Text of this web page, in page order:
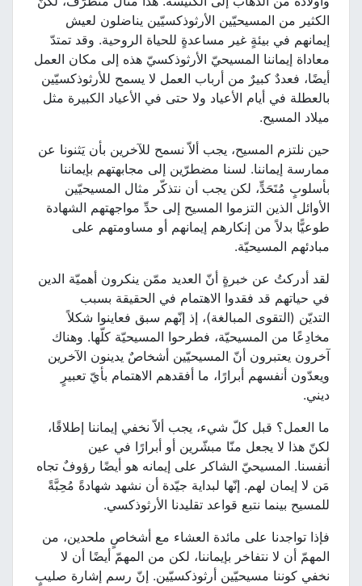
الكثير من المسيحيّين الأرثوذكسيّين يناضلون لعيش
إيمانهم في بيئةٍ غير مساعدةٍ للحياة الروحية. وقد تمتدّ
معاداة إيماننا المسيحيّ الأرثوذكسيّ هذه إلى مكان العمل
أيضًا، فعددٌ كبيرٌ من أرباب العمل لا يسمح للأرثوذكسيّين
بالعطلة في أيام الأعياد ولا حتى في الأعياد الكبيرة مثل
ميلاد المسيح.
حين نلتزم المسيح، يجب ألاّ نسمح للآخرين بأن يَثنونا عن
ممارسة إيماننا. لسنا مضطرّين إلى مجابهتهم بإيماننا
بأسلوبٍ مُتَحَدٍّ، لكن يجب أن نتذكّر مثال المسيحيّين
الأوائل الذين التزموا المسيح إلى حدِّ مواجهتهم الشهادة
طوعيًّا بدلاً من إنكارهم إيمانهم أو مساومتهم على
مبادئهم المسيحيّة.
لقد أدركتُ عن خبرةٍ أنّ العديد ممّن ينكرون أهميّة الدين
في حياتهم قد فقدوا الاهتمام في الحقيقة بسبب
التديّن (التقوى المبالغة)، إذ إنّهم سبق فعاينوا شكلاً
مخادِعًا من المسيحيّة، فطرحوا المسيحيّة كلّها. وهناك
آخرون يعتبرون أنّ المسيحيّين أشخاصٌ يدينون الآخرين
ويعدّون أنفسهم أبرارًا، ما أفقدهم الاهتمام بأيّ تعبيرٍ
ديني.
ما العمل؟ قبل كلّ شيء، يجب ألاّ نخفي إيماننا إطلاقًا،
لكنّ هذا لا يجعل منّا مبشّرين أو أبرارًا في عين
أنفسنا. المسيحيّ الشاكر على إيمانه هو أيضًا رؤوفٌ تجاه
مَن لا إيمان لهم. إنّها لبداية جيّدة أن نشهد شهادةً مُحِبَّةً
للمسيح بينما نتبع قواعد تقليدنا الأرثوذكسي.
فإذا تواجدنا على مائدة العشاء مع أشخاصٍ ملحدين، من
المهمّ أن لا نتفاخر بإيماننا، لكن من المهمّ أيضًا أن لا
نخفي كوننا مسيحيّين أرثوذكسيّين. إنّ رسم إشارة صليبٍ